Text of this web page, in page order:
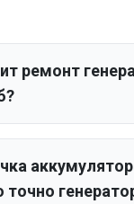
ремонт
точно